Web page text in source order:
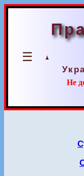
☰
Не